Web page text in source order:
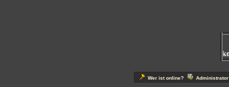
Herzlich
Wer ist online? Administrator